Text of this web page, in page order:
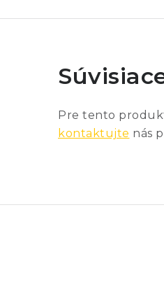
Pre tento
kontaktujte nás